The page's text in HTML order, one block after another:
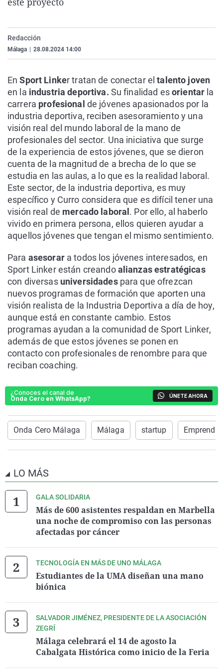
Gente viajera
Retornados
Operación Viuda
Galicia
Navarra
País Vasco
Televisión
Redacción
Málaga 28.08.2024 14:00
EnSport Linker tratan de conectar eltalento joven
en la industria deportiva. Su finalidad esorientar la
carrera profesional de jóvenes apasionados por la
industria deportiva, reciben asesoramiento y una
visión real del mundo laboral de la mano de
profesionales del sector. Una iniciativa que surge
de la experiencia de estos jóvenes, que se dieron
cuenta de la magnitud de a brecha de lo que se
estudia en las aulas, a lo que es la realidad laboral.
Este sector, de la industria deportiva, es muy
específico y Curro considera que es difícil tener una
visión real de mercado laboral . Por ello, al haberlo
vivido en primera persona, ellos quieren ayudar a
aquellos jóvenes que tengan el mismo sentimiento.
Para asesorar a todos los jóvenes interesados, en
Sport Linker están creandoalianzas estratégicas
con diversas universidades para que ofrezcan
nuevos programas de formación que aporten una
visión realista de la Industria Deportiva a día de hoy,
aunque está en constante cambio. Estos
programas ayudan a la comunidad de Sport Linker,
además de que estos jóvenes se ponen en
contacto con profesionales de renombre para que
reciban coaching.
¿Conoces el canal de
Onda Cero en WhatsApp?
ÚNETE AHORA
Onda Cero Málaga Málaga startup
LO MÁS
GALA SOLIDARIA
Más de 600 asistentes respaldan en Marbella
una noche de compromiso con las personas
afectadas por cáncer
TECNOLOGÍA EN MÁS DE UNO MÁLAGA
Estudiantes de la UMA diseñan una mano
biónica
SALVADOR JIMÉNEZ, PRESIDENTE DE LA ASOCIACIÓN
ZEGRÍ
Málaga celebrará el 14 de agosto la
Cabalgata Histórica como inicio de la Feria